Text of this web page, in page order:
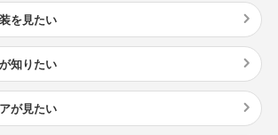
を見たい
知りたい
が見たい